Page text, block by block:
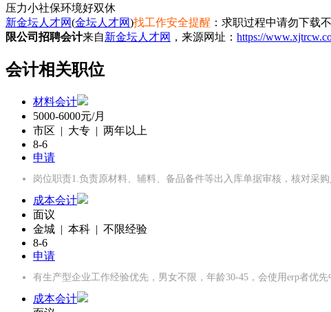
压力小社保环境好双休
新金坛人才网(金坛人才网)找工作安全提醒 ：求职过程中请勿下载
限公司招聘会计来自新金坛人才网 ，来源网址： https://
会计相关职位
材料会计
5000-6000元/月
市区 | 大专 | 两年以上
8-6
申请
岗位职责1.负责原材料、辅料、备品备件等出入库单据审核，核对采
成本会计
面议
金城 | 本科 | 不限经验
8-6
申请
有生产型企业工作经验优先，男女不限，年龄30-45，会使用erp者优
成本会计